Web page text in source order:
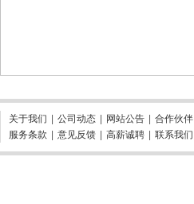
关于我们 公司动态 网站公告
合作伙伴
服务条款
意见反馈 高薪诚聘 联系我们